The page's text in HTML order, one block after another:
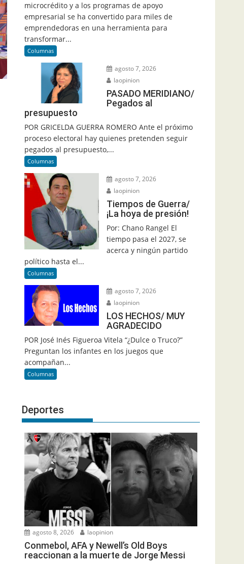
microcrédito y a los programas de apoyo
empresarial se ha convertido para miles de
emprendedoras en una herramienta para
transformar...
Columnas
agosto 7, 2026
laopinion
PASADO MERIDIANO/
Pegados al
presupuesto
POR GRICELDA GUERRA ROMERO Ante el próximo
proceso electoral hay quienes pretenden seguir
pegados al presupuesto,...
Columnas
agosto 7, 2026
laopinion
Tiempos de Guerra/
¡La hoya de presión!
Por: Chano Rangel El
tiempo pasa el 2027, se
acerca y ningún partido
político hasta el...
Columnas
agosto 7, 2026
laopinion
LOS HECHOS/ MUY
AGRADECIDO
POR José Inés Figueroa Vitela “¿Dulce o Truco?”
Preguntan los infantes en los juegos que
acompañan...
Columnas
Deportes
agosto 8, 2026 laopinion
Conmebol, AFA y Newell’s Old Boys
reaccionan a la muerte de Jorge Messi